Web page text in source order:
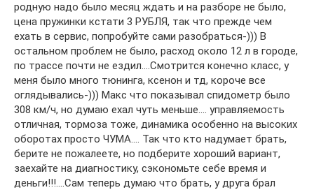
родную надо было месяц ждать и на разборе не было,
цена пружинки кстати 3 РУБЛЯ, так что прежде чем
ехать в сервис, попробуйте сами разобраться-))) В
остальном проблем не было, расход около 12 л в городе,
по трассе почти не ездил….Смотрится конечно класс, у
меня было много тюнинга, ксенон и тд, короче все
оглядывались-))) Макс что показывал спидометр было
308 км/ч, но думаю ехал чуть меньше…. управляемость
отличная, тормоза тоже, динамика особенно на высоких
оборотах просто ЧУМА…. Так что кто надумает брать,
берите не пожалеете, но подберите хороший вариант,
заехайте на диагностику, сэкономьте себе время и
деньги!!!….Сам теперь думаю что брать, у друга брал